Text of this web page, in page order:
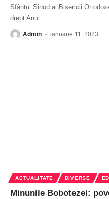
Sfântul Sinod al Bisericii
drept Anul …
Admin ianuarie 11, 2023
ACTUALITATE DIVERSE
Minunile Bobotezei: